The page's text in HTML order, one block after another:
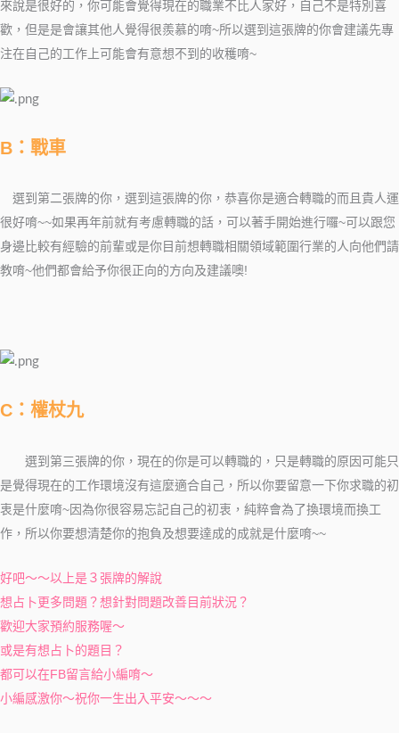
來說是很好的，你可能會覺得現在的職業不比人家好，自己不是特別喜
歡，但是是會讓其他人覺得很羨慕的唷~所以選到這張牌的你會建議先專
注在自己的工作上可能會有意想不到的收穫唷~
B：戰車
選到第二張牌的你，選到這張牌的你，恭喜你是適合轉職的而且貴人運
很好唷~~如果再年前就有考慮轉職的話，可以著手開始進行囉~可以跟您
身邊比較有經驗的前輩或是你目前想轉職相關領域範圍行業的人向他們請
教唷~他們都會給予你很正向的方向及建議噢!
C：權杖九
選到第三張牌的你，現在的你是可以轉職的，只是轉職的原因可能只
是覺得現在的工作環境沒有這麼適合自己，所以你要留意一下你求職的初
衷是什麼唷~因為你很容易忘記自己的初衷，純粹會為了換環境而換工
作，所以你要想清楚你的抱負及想要達成的成就是什麼唷~~
好吧～～以上是３張牌的解說
想占卜更多問題？想針對問題改善目前狀況？
歡迎大家預約服務喔～
或是有想占卜的題目？
都可以在FB留言給小編唷～
小編感激你～祝你一生出入平安～～～